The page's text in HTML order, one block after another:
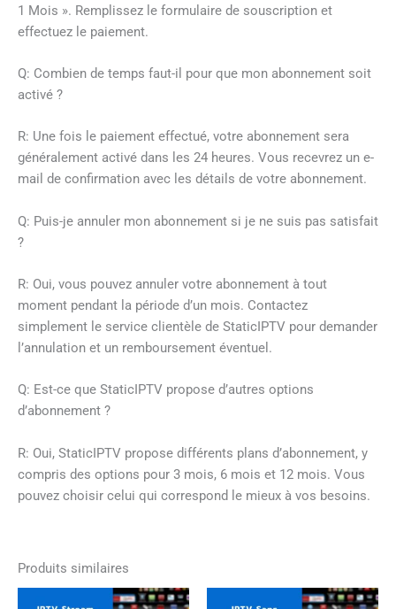
1 Mois ». Remplissez le formulaire de souscription et
effectuez le paiement.
Q: Combien de temps faut-il pour que mon abonnement soit
activé ?
R: Une fois le paiement effectué, votre abonnement sera
généralement activé dans les 24 heures. Vous recevrez un e-
mail de confirmation avec les détails de votre abonnement.
Q: Puis-je annuler mon abonnement si je ne suis pas satisfait
?
R: Oui, vous pouvez annuler votre abonnement à tout
moment pendant la période d’un mois. Contactez
simplement le service clientèle de StaticIPTV pour demander
l’annulation et un remboursement éventuel.
Q: Est-ce que StaticIPTV propose d’autres options
d’abonnement ?
R: Oui, StaticIPTV propose différents plans d’abonnement, y
compris des options pour 3 mois, 6 mois et 12 mois. Vous
pouvez choisir celui qui correspond le mieux à vos besoins.
Produits similaires
Plage
Ce
Plage
Ce